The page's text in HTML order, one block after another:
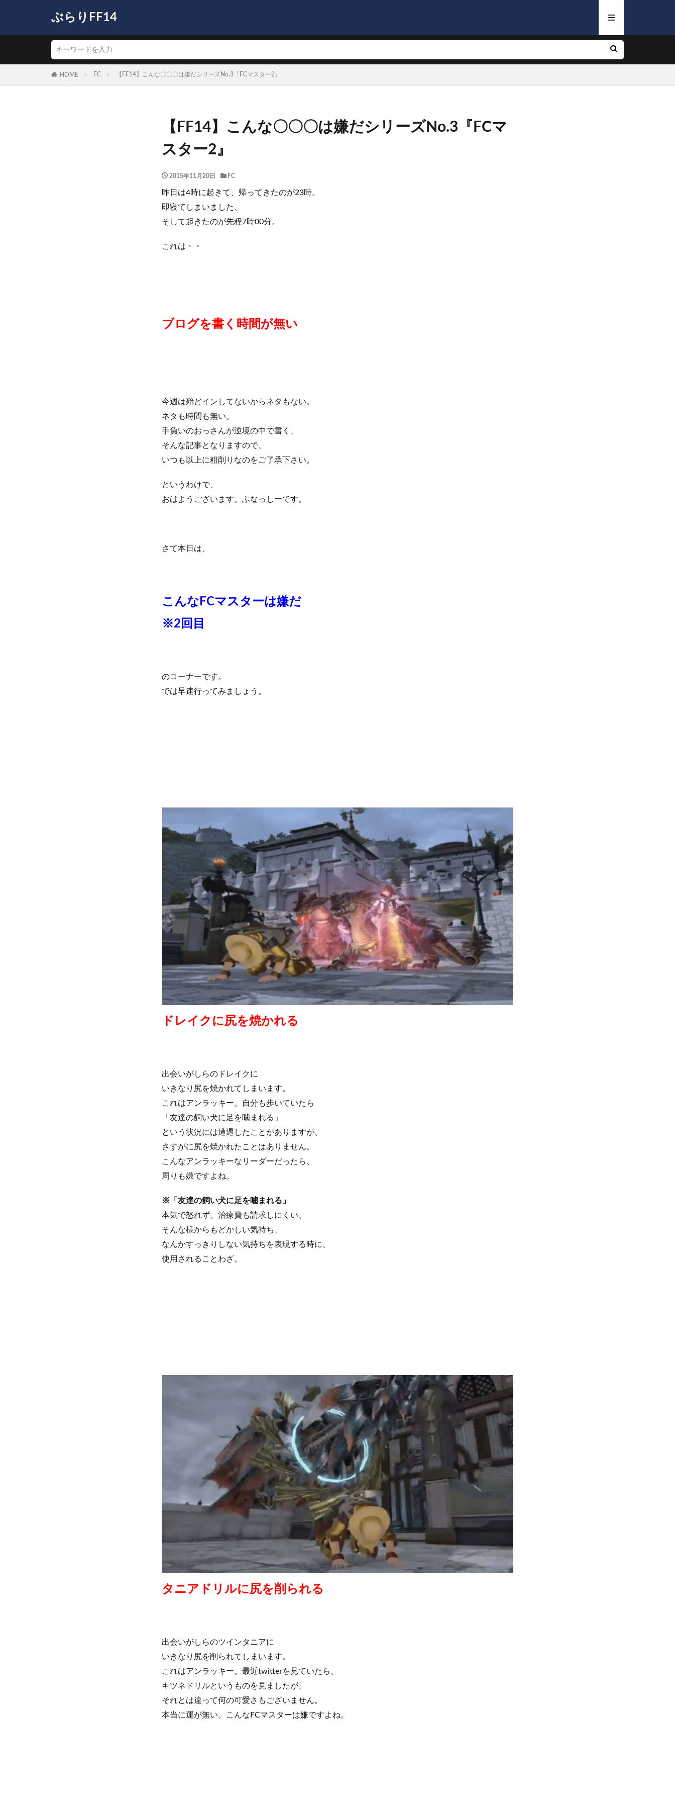
ぶらりFF14
HOME FC 【FF14】こんな〇〇〇は嫌だシリーズNo.3『FCマスター2』
【FF14】こんな〇〇〇は嫌だシリーズNo.3『FCマ
スター2』
2015年11月20日 FC
昨日は4時に起きて、帰ってきたのが23時。
即寝てしまいました、
そして起きたのが先程7時00分。
これは・・
ブログを書く時間が無い
今週は殆どインしてないからネタもない。
ネタも時間も無い。
手負いのおっさんが逆境の中で書く、
そんな記事となりますので、
いつも以上に粗削りなのをご了承下さい。
というわけで、
おはようございます。ふなっしーです。
さて本日は、
こんなFCマスターは嫌だ
※2回目
のコーナーです。
では早速行ってみましょう。
ドレイクに尻を焼かれる
出会いがしらのドレイクに
いきなり尻を焼かれてしまいます。
これはアンラッキー。自分も歩いていたら
「友達の飼い犬に足を噛まれる」
という状況には遭遇したことがありますが、
さすがに尻を焼かれたことはありません。
こんなアンラッキーなリーダーだったら、
周りも嫌ですよね。
※「友達の飼い犬に足を噛まれる」
本気で怒れず、治療費も請求しにくい、
そんな様からもどかしい気持ち、
なんかすっきりしない気持ちを表現する時に、
使用されることわざ。
タニアドリルに尻を削られる
出会いがしらのツインタニアに
いきなり尻を削られてしまいます。
これはアンラッキー。最近twitterを見ていたら、
キツネドリルというものを見ましたが、
それとは違って何の可愛さもございません。
本当に運が無い。こんなFCマスターは嫌ですよね。